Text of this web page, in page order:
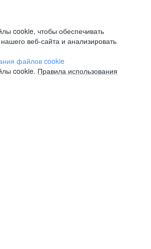
cookie, чтобы обеспечивать
веб-сайта и анализировать
файлов cookie
cookie. Правила использования